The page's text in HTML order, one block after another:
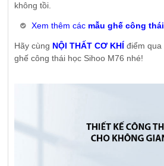
không tồi.
Xem thêm các mẫu ghế công
Hãy cùng NỘI THẤT CƠ KHÍ điểm qua
ghế công thái học Sihoo M76 nhé!